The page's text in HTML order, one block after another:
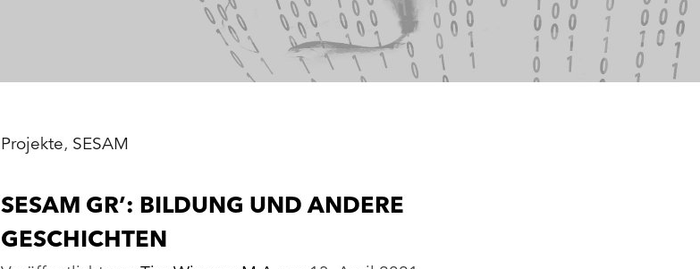
Projekte, SESAM
SESAM GR’: BILDUNG UND ANDERE
GESCHICHTEN